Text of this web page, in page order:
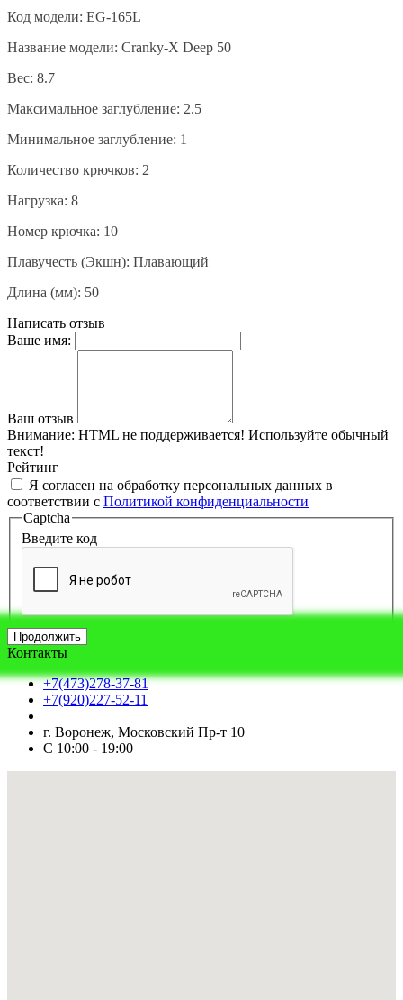
Код модели: EG-165L
Название модели: Cranky-X Deep 50
Вес: 8.7
Максимальное заглубление: 2.5
Минимальное заглубление: 1
Количество крючков: 2
Нагрузка: 8
Номер крючка: 10
Плавучесть (Экшн): Плавающий
Длина (мм): 50
Написать отзыв
Ваше имя:
Ваш отзыв
Внимание: HTML не поддерживается! Используйте обычный
текст!
Рейтинг
Я согласен на обработку персональных данных в
соответствии с Политикой конфиденциальности
Captcha
Введите код
Продолжить
Контакты
+7(473)278-37-81
+7(920)227-52-11
г. Воронеж, Московский Пр-т 10
С 10:00 - 19:00